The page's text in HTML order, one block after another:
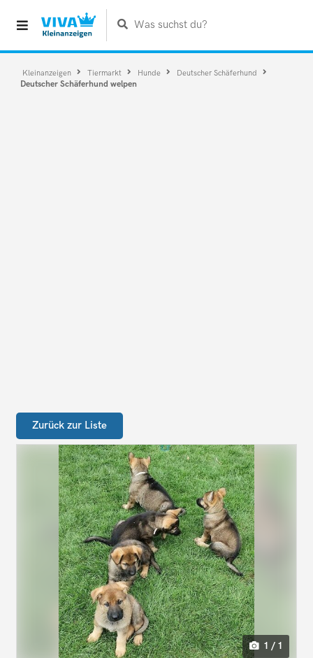
Was suchst du?
Kleinanzeigen Tiermarkt Hunde Deutscher Schäferhund
Deutscher Schäferhund welpen
Zurück zur Liste
1 / 1